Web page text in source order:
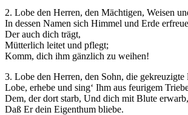
2. Lobe den Herren, den Mächtigen, Weisen
In dessen Namen sich Himmel und Erde
Der auch dich trägt,
Mütterlich leitet und pflegt;
Komm, dich ihm gänzlich zu weihen!
3. Lobe den Herren, den Sohn, die gekreuzigte
Lobe, erhebe und sing‘ Ihm aus feurigem
Dem, der dort starb, Und dich mit Blute erwarb,
Daß Er dein Eigenthum bliebe.